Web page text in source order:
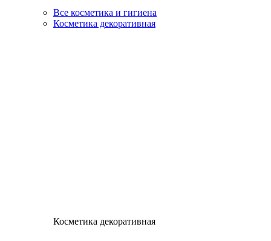
Все косметика и гигиена
Косметика декоративная
Косметика декоративная